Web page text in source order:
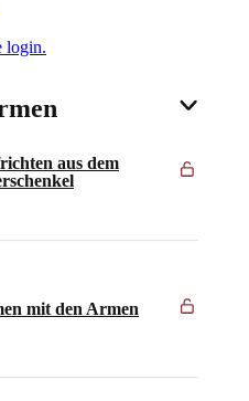
login.
aus dem
mit den Armen